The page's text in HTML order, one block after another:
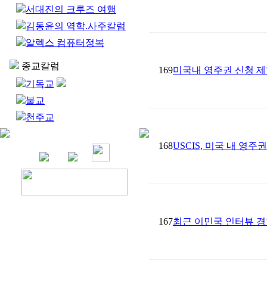
서대진의 크루즈 여행
김동윤의 역학.사주칼럼
알렉스 컴퓨터정복
종교칼럼
기독교
불교
천주교
169미국내 영주권 신청
168USCIS, 미국 내 영주
167최근 이민국 인터뷰